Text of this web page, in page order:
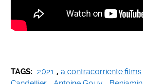
TAGS: 2021 , a contracorriente films